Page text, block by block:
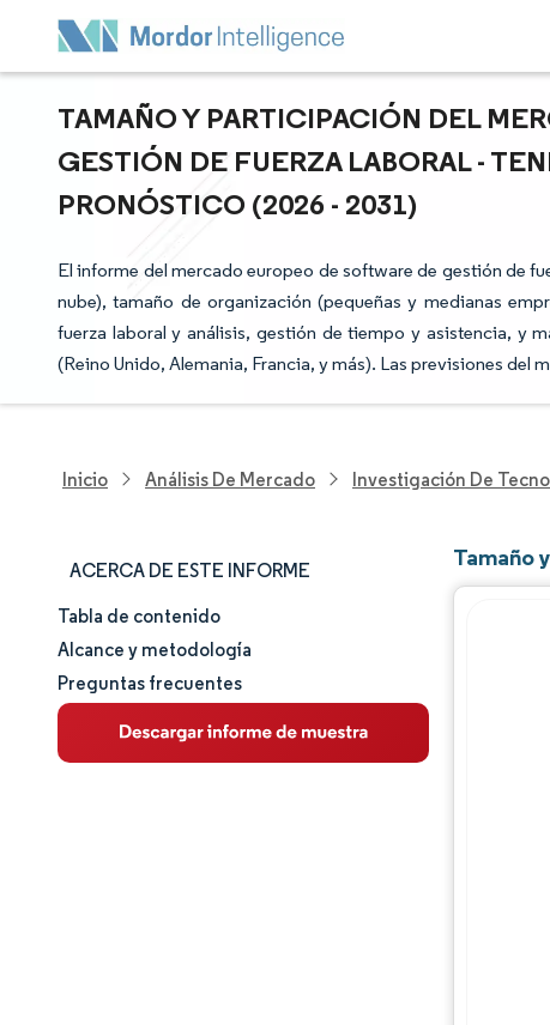
TAMAÑO Y PARTICIPACIÓN DEL
GESTIÓN DE FUERZA LABORAL -
PRONÓSTICO (2026 - 2031)
El informe del mercado europeo de software de gestión de
nube), tamaño de organización (pequeñas y medianas
fuerza laboral y análisis, gestión de tiempo y asistencia, y
(Reino Unido, Alemania, Francia, y más). Las previsiones del
Inicio Análisis De Mercado Investigación De
ACERCA DE ESTE INFORME
Tamaño y cuota de mercado
Análisis de mercado
Tendencias e ideas
Tabla de contenido
Alcance y metodología
Preguntas frecuentes
Tamaño